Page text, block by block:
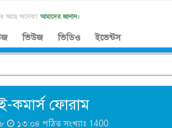
আছে অনেক? আমাদের জানান।
ভিউজ ভিডিও ইভেন্টস
কমার্স ফোরাম
১৩:০৪ পঠিত সংখ্যাঃ 1400